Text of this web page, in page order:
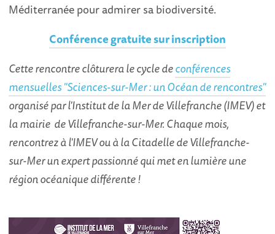
Méditerranée pour admirer sa biodiversité.
Conférence gratuite sur inscription
Cette rencontre clôturera le cycle deconférences
mensuelles "Sciences-sur-Mer : un Océan de rencontres "
organisé par l'Institut de la Mer de Villefranche (IMEV) et
la mairie de Villefranche-sur-Mer. Chaque mois,
rencontrez à l'IMEV ou à la Citadelle de Villefranche-
sur-Mer un expert passionné qui met en lumière une
région océanique différente !